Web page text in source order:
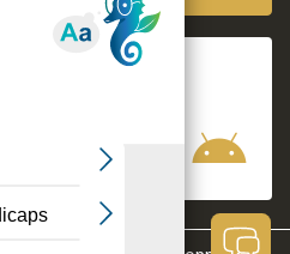
Aix ma ville